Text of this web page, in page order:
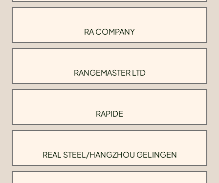
RA COMPANY
RANGEMASTER LTD
RAPIDE
REAL STEEL/HANGZHOU GELINGEN